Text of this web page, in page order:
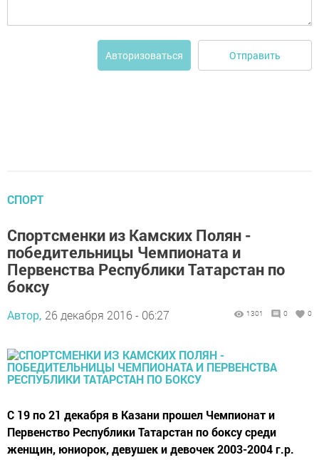
Авторизоваться Отправить
СПОРТ
Спортсменки из Камских Полян -
победительницы Чемпионата и
Первенства Республики Татарстан по
боксу
Автор, 26 декабря 2016 - 06:27 1301 0 0
С 19 по 21 декабря в Казани прошел Чемпионат и
Первенство Республики Татарстан по боксу среди
женщин, юниорок, девушек и девочек 2003-2004 г.р.